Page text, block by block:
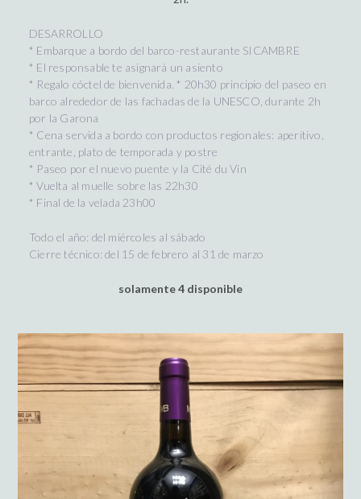
DESARROLLO
* Embarque a bordo del barco-restaurante SICAMBRE
* El responsable te asignará un asiento
* Regalo cóctel de bienvenida. * 20h30 principio del paseo en
barco alrededor de las fachadas de la UNESCO, durante 2h
por la Garona
* Cena servida a bordo con productos regionales: aperitivo,
entrante, plato de temporada y postre
* Paseo por el nuevo puente y la Cité du Vin
* Vuelta al muelle sobre las 22h30
* Final de la velada 23h00
Todo el año: del miércoles al sábado
Cierre técnico: del 15 de febrero al 31 de marzo
solamente 4 disponible